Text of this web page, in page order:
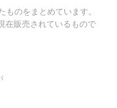
のをまとめています。
在販売されているもので